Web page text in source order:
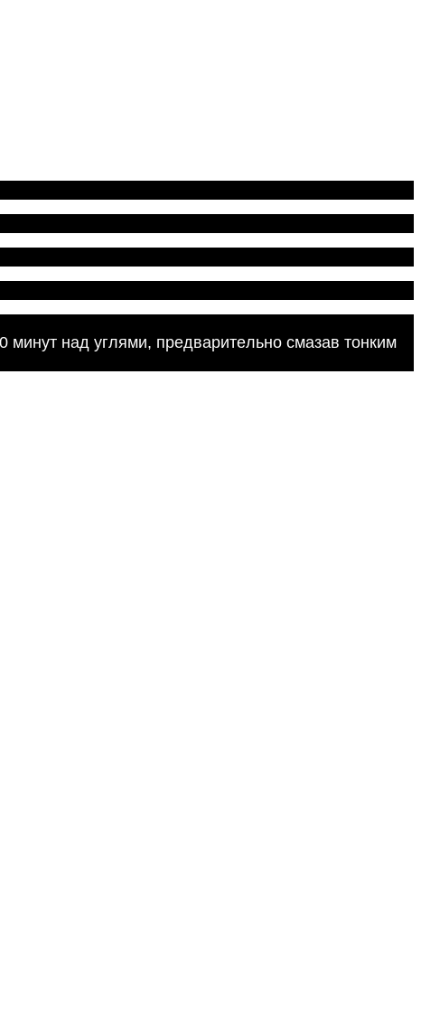
над углями, предварительно смазав тонким